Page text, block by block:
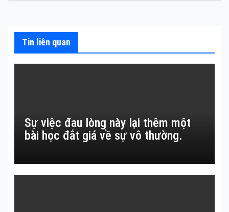
viết
Tin liên quan
Sự việc đau lòng này lại thêm một
bài học đắt giá về sự vô thường.